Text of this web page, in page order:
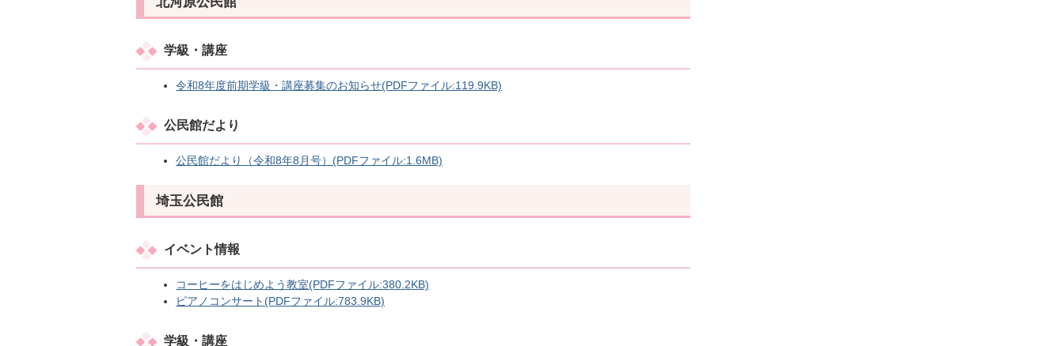
学級・講座
令和8年度前期学級・講座募集のお知らせ(PDFファイル:119.9KB)
公民館だより
公民館だより（令和8年8月号）(PDFファイル:1.6MB)
埼玉公民館
イベント情報
コーヒーをはじめよう教室(PDFファイル:380.2KB)
ピアノコンサート(PDFファイル:783.9KB)
学級・講座